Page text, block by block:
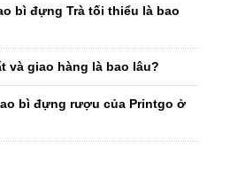
bì đựng Trà tối thiểu là bao
và giao hàng là bao lâu?
bì đựng rượu của Printgo ở